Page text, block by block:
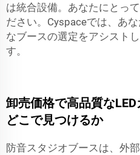
は統合設備。あなたにとっ
ださい。Cyspaceでは、あ
なブースの選定をアシスト
す。
卸売価格で高品質な
どこで見つけるか
防音スタジオブースは、外